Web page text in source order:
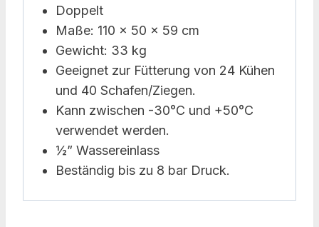
Doppelt
Maße: 110 x 50 x 59 cm
Gewicht: 33 kg
Geeignet zur Fütterung von 24 Kühen
und 40 Schafen/Ziegen.
Kann zwischen -30°C und +50°C
verwendet werden.
½” Wassereinlass
Beständig bis zu 8 bar Druck.